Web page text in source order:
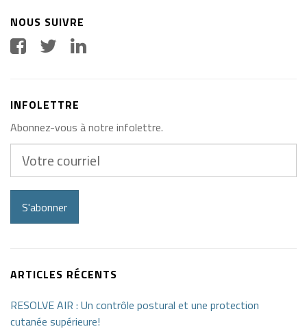
NOUS SUIVRE
INFOLETTRE
Abonnez-vous à notre infolettre.
courriel
S'abonner
ARTICLES RÉCENTS
RESOLVE AIR : Un contrôle postural et une protection
cutanée supérieure!